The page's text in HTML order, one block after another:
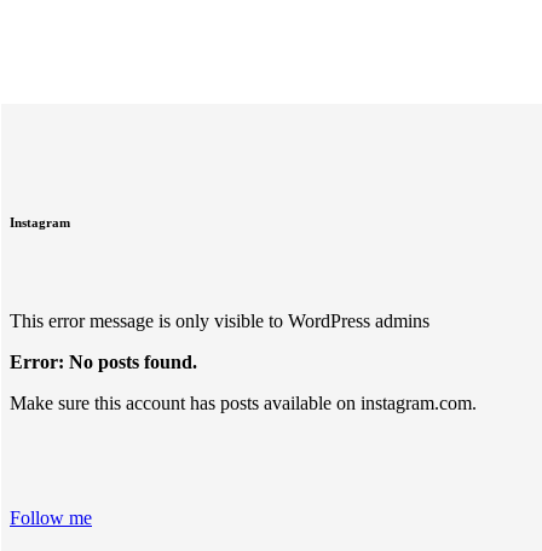
Instagram
This error message is only visible to WordPress admins
Error: No posts found.
Make sure this account has posts available on instagram.com.
Follow me